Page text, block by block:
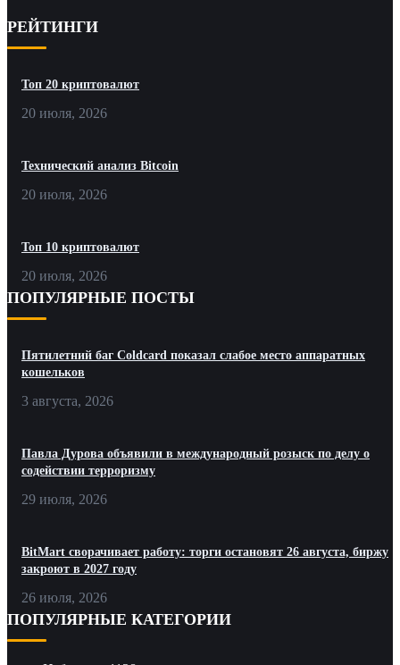
РЕЙТИНГИ
Топ 20 криптовалют
20 июля, 2026
Технический анализ Bitcoin
20 июля, 2026
Топ 10 криптовалют
20 июля, 2026
ПОПУЛЯРНЫЕ ПОСТЫ
Пятилетний баг Coldcard показал слабое место аппаратных
кошельков
3 августа, 2026
Павла Дурова объявили в международный розыск по делу о
содействии терроризму
29 июля, 2026
BitMart сворачивает работу: торги остановят 26 августа, биржу
закроют в 2027 году
26 июля, 2026
ПОПУЛЯРНЫЕ КАТЕГОРИИ